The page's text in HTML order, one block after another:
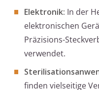
Elektronik: In der
elektronischen
Präzisions-
verwendet.
finden vielseitige